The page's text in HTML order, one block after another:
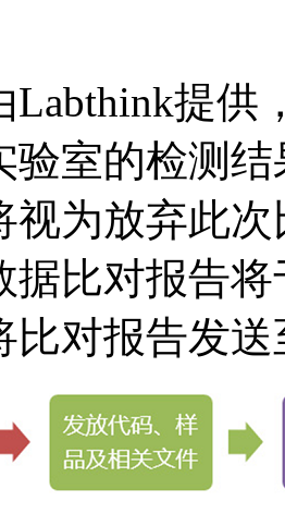
Labthink提供
验室的检测
视为放弃此
据比对报告
比对报告发